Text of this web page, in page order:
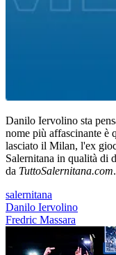
Danilo Iervolino sta
nome più affascinante è
lasciato il Milan, l'ex
Salernitana in qualità di
da TuttoSalernitana.com.
salernitana
Danilo Iervolino
Fredric Massara